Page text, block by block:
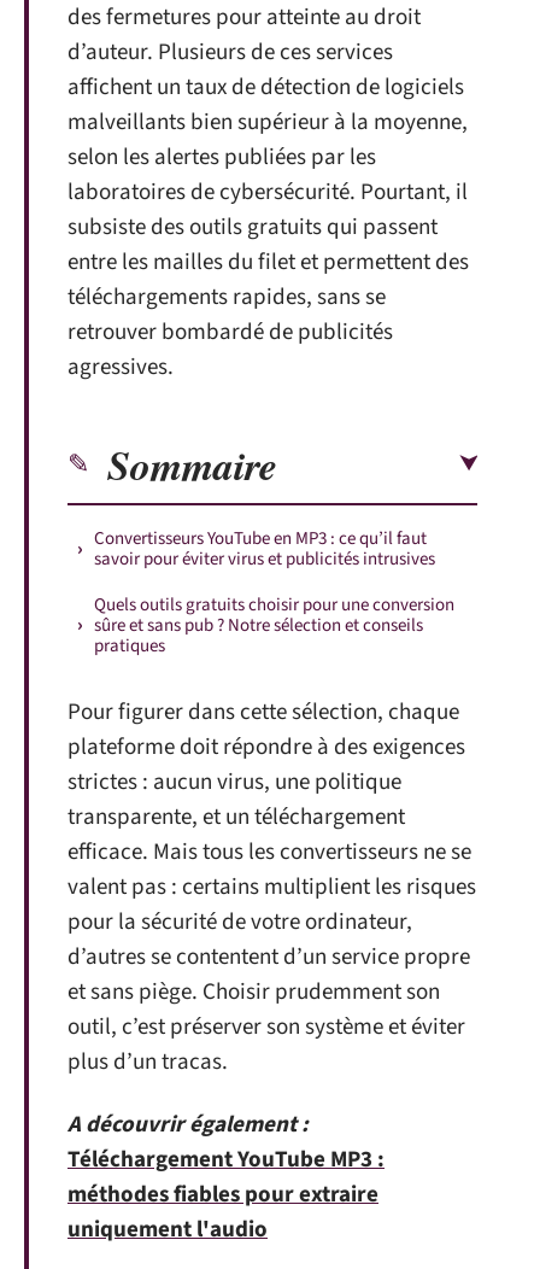
des fermetures pour atteinte au droit
d’auteur. Plusieurs de ces services
affichent un taux de détection de logiciels
malveillants bien supérieur à la moyenne,
selon les alertes publiées par les
laboratoires de cybersécurité. Pourtant, il
subsiste des outils gratuits qui passent
entre les mailles du filet et permettent des
téléchargements rapides, sans se
retrouver bombardé de publicités
agressives.
Sommaire
Convertisseurs YouTube en MP3 : ce qu’il faut
savoir pour éviter virus et publicités intrusives
Quels outils gratuits choisir pour une conversion
sûre et sans pub ? Notre sélection et conseils
pratiques
Pour figurer dans cette sélection, chaque
plateforme doit répondre à des exigences
strictes : aucun virus, une politique
transparente, et un téléchargement
efficace. Mais tous les convertisseurs ne se
valent pas : certains multiplient les risques
pour la sécurité de votre ordinateur,
d’autres se contentent d’un service propre
et sans piège. Choisir prudemment son
outil, c’est préserver son système et éviter
plus d’un tracas.
A découvrir également :
Téléchargement YouTube MP3 :
méthodes fiables pour extraire
uniquement l'audio